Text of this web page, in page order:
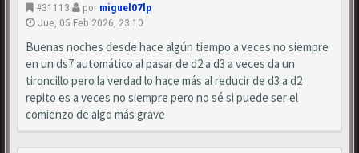
#31113 por miguel07lp
Jue, 05 Feb 2026, 23:10
Buenas noches desde hace algún tiempo a veces no siempre
en un ds7 automático al pasar de d2 a d3 a veces da un
tironcillo pero la verdad lo hace más al reducir de d3 a d2
repito es a veces no siempre pero no sé si puede ser el
comienzo de algo más grave